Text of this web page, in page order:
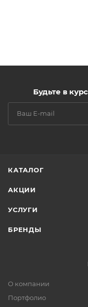
Будьте в
КАТАЛОГ
АКЦИИ
УСЛУГИ
БРЕНДЫ
О компании
Портфолио